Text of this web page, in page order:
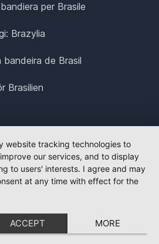
per Brasile
Brazylia
de Brasil
Brasilien
website tracking technologies to
our services, and to display
to users' interests. I agree and may
at any time with effect for the
ACCEPT MORE